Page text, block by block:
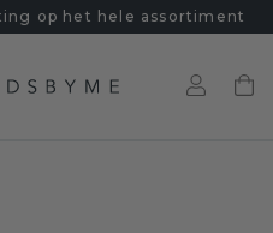
op het hele assortiment